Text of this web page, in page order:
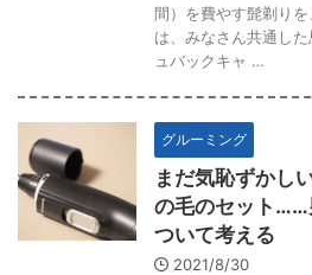
間）を費やす髭剃り
は、みなさん共通し
ュバックキャ …
グルーミング
まだ気恥ずかし
の毛のセット……
ついて考える
2021/8/30